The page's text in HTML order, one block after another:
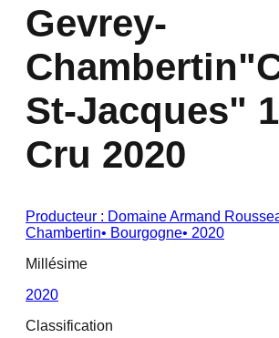
Gevrey-
St-Jacques"
Cru 2020
Producteur : Domaine Armand
Chambertin• Bourgogne• 2020
Millésime
2020
Classification